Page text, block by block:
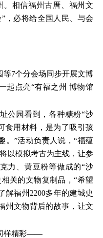
。相信福州古厝、福州文
，必将给全国人民、与会
等7个分会场同步开展文博
起点亮“有福之州 博物馆
公园看到，各种糖粉“沙
食用材料，是为了吸引孩
。”活动负责人说，“福蕴
以模拟考古为主线，让参
力、黄豆粉等做成的“沙
关的文物复制品，“希望
解福州2200多年的建城史
州文物背后的故事，让文
样精彩——